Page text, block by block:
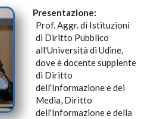
Presentazione:
Prof. Aggr. di Istituzioni
di Diritto Pubblico
all'Università di Udine,
dove è docente supplente
di Diritto
dell'Informazione e dei
Media, Diritto
dell'Informazione e della